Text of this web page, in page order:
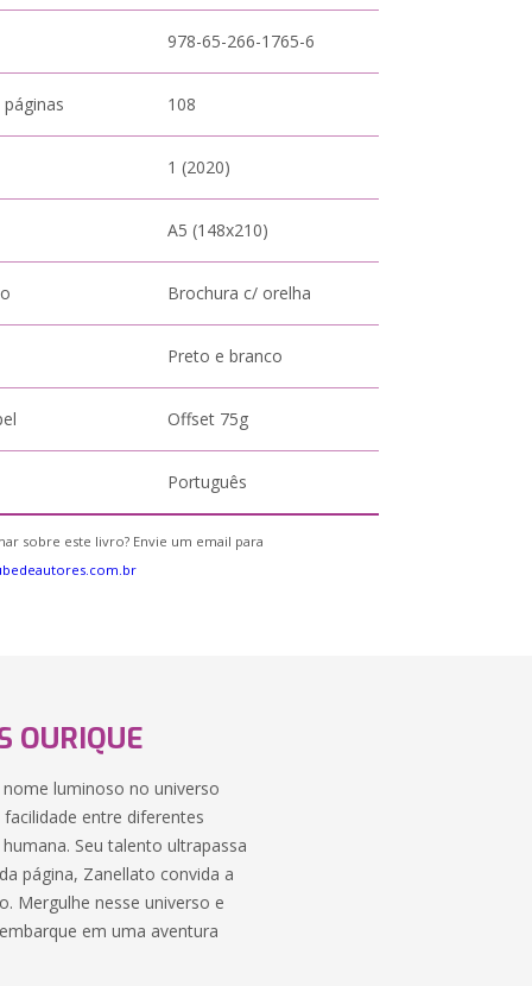
978-65-266-1765-6
108
1 (2020)
A5 (148x210)
Brochura c/ orelha
Preto e branco
Offset 75g
Português
sobre este livro? Envie um email para
OURIQUE
luminoso no universo
entre diferentes
Seu talento ultrapassa
página, Zanellato convida a
Mergulhe nesse universo e
em uma aventura